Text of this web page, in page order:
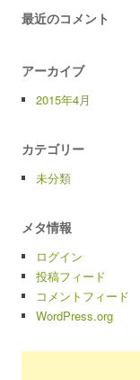
最近のコメント
アーカイブ
2015年4月
カテゴリー
未分類
メタ情報
ログイン
投稿フィード
コメントフィード
WordPress.org